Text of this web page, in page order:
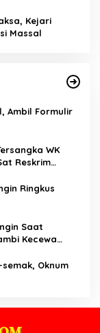
Kejari
Massal
Ambil Formulir
WK
Reskrim
Ringkus
Saat
Kecewa
Oknum